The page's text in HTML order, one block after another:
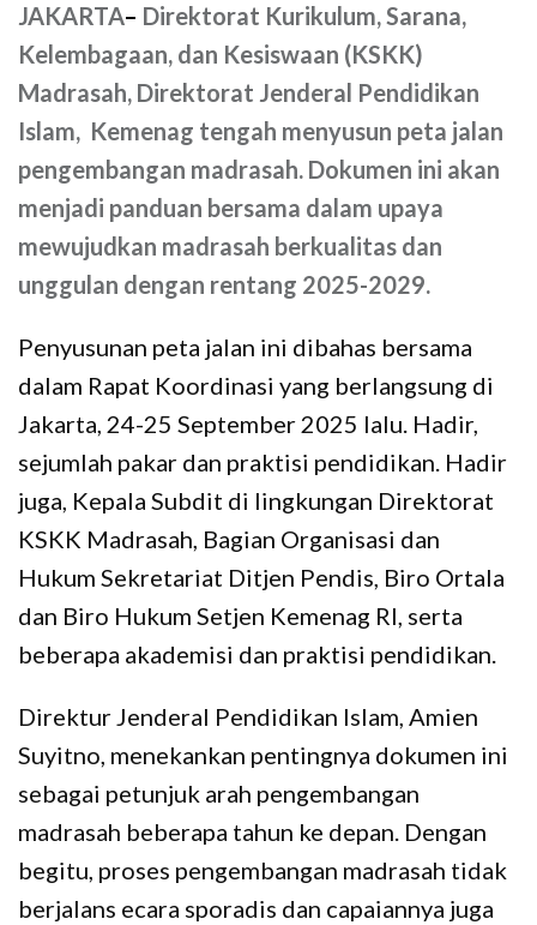
JAKARTA– Direktorat Kurikulum, Sarana,
Kelembagaan, dan Kesiswaan (KSKK)
Madrasah, Direktorat Jenderal Pendidikan
Islam, Kemenag tengah menyusun peta jalan
pengembangan madrasah. Dokumen ini akan
menjadi panduan bersama dalam upaya
mewujudkan madrasah berkualitas dan
unggulan dengan rentang 2025-2029.
Penyusunan peta jalan ini dibahas bersama
dalam Rapat Koordinasi yang berlangsung di
Jakarta, 24-25 September 2025 lalu. Hadir,
sejumlah pakar dan praktisi pendidikan. Hadir
juga, Kepala Subdit di lingkungan Direktorat
KSKK Madrasah, Bagian Organisasi dan
Hukum Sekretariat Ditjen Pendis, Biro Ortala
dan Biro Hukum Setjen Kemenag RI, serta
beberapa akademisi dan praktisi pendidikan.
Direktur Jenderal Pendidikan Islam, Amien
Suyitno, menekankan pentingnya dokumen ini
sebagai petunjuk arah pengembangan
madrasah beberapa tahun ke depan. Dengan
begitu, proses pengembangan madrasah tidak
berjalans ecara sporadis dan capaiannya juga